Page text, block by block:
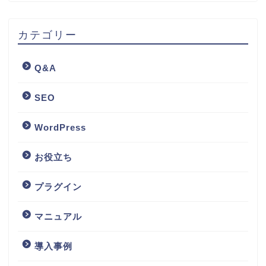
カテゴリー
Q&A
SEO
WordPress
お役立ち
プラグイン
マニュアル
導入事例